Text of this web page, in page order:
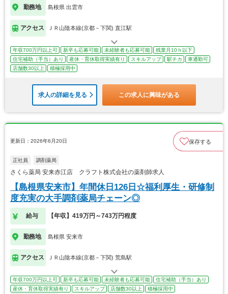
勤務地 島根県 出雲市
アクセス ＪＲ山陰本線(京都－下関) 直江駅
年収700万円以上可 新卒も応募可能 未経験者も応募可能
残業月10ｈ以下
住宅補助（手当）あり
産休・育休取得実績有り スキルアップ 駅チカ
車通勤可
店舗数30以上
積極採用中
求人の詳細を見る この求人に興味がある
更新日：2026年6月20日 保存する
正社員 調剤薬局
さくら薬局 安来赤江店 クラフト株式会社の薬剤師求人
【島根県安来市】年間休日126日☆福利厚生・研修制
度充実の大手調剤薬局チェーン◎
給与 【年収】419万円～743万円程度
勤務地 島根県 安来市
アクセス ＪＲ山陰本線(京都－下関) 荒島駅
年収700万円以上可 新卒も応募可能 未経験者も応募可能
住宅補助（手当）あり
産休・育休取得実績有り
スキルアップ 店舗数30以上
積極採用中